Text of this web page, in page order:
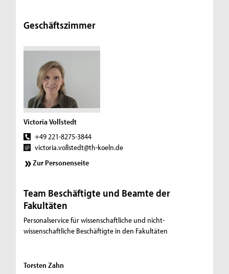
Geschäftszimmer
Victoria Vollstedt
+49 221-8275-3844
victoria.vollstedt@th-koeln.de
Zur Personenseite
Team Beschäftigte und Beamte der
Fakultäten
Personalservice für wissenschaftliche und nicht-
wissenschaftliche Beschäftigte in den Fakultäten
Torsten Zahn